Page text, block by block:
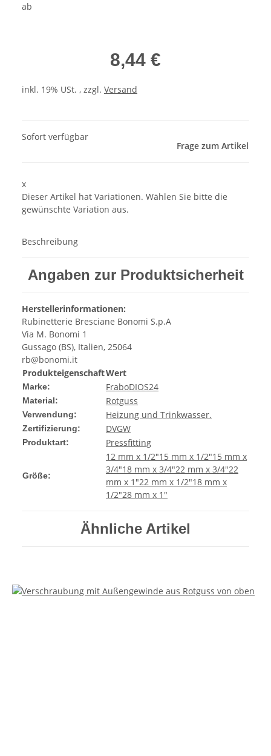
ab
8,44 €
inkl. 19% USt. , zzgl. Versand
Sofort verfügbar
Frage zum Artikel
x
Dieser Artikel hat Variationen. Wählen Sie bitte die
gewünschte Variation aus.
Beschreibung
Angaben zur Produktsicherheit
Herstellerinformationen:
Rubinetterie Bresciane Bonomi S.p.A
Via M. Bonomi 1
Gussago (BS), Italien, 25064
rb@bonomi.it
ProdukteigenschaftWert
Marke: FraboDIOS24
Material: Rotguss
Verwendung: Heizung und Trinkwasser.
Zertifizierung: DVGW
Produktart: Pressfitting
Größe:
12 mm x 1/2"15 mm x 1/2"15 mm x
3/4"18 mm x 3/4"22 mm x 3/4"22
mm x 1"22 mm x 1/2"18 mm x
1/2"28 mm x 1"
Ähnliche Artikel